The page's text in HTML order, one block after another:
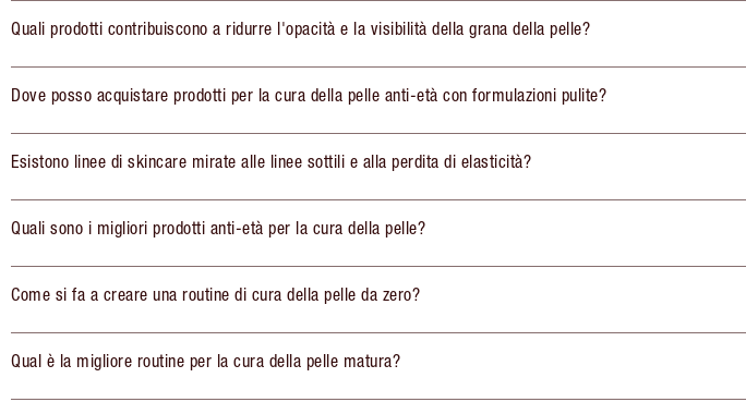
Quali prodotti contribuiscono a ridurre l'opacità e la visibilità della grana della pelle?
Dove posso acquistare prodotti per la cura della pelle anti-età con formulazioni pulite?
Esistono linee di skincare mirate alle linee sottili e alla perdita di elasticità?
Quali sono i migliori prodotti anti-età per la cura della pelle?
Come si fa a creare una routine di cura della pelle da zero?
Qual è la migliore routine per la cura della pelle matura?